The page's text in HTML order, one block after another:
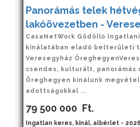
Panorámás telek
lakóövezetben -
CasaNetWork Gödöllő
kínálatában eladó belterületi
Veresegyház
csendes, kulturált, panorámás
Öreghegyen kínálunk
adottságokkal ...
79 500 000 Ft.
Ingatlan keres, kínál, albérlet -